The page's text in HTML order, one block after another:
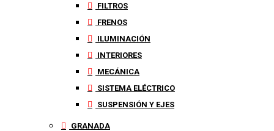
FILTROS
FRENOS
ILUMINACIÓN
INTERIORES
MECÁNICA
SISTEMA ELÉCTRICO
SUSPENSIÓN Y EJES
GRANADA